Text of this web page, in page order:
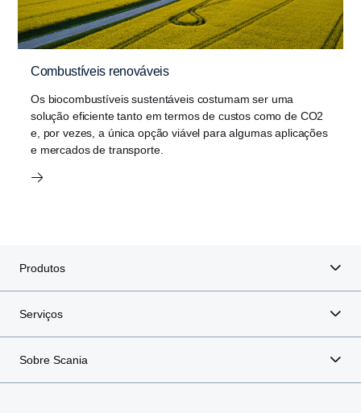
Combustíveis renováveis
Os biocombustíveis sustentáveis costumam ser uma
solução eficiente tanto em termos de custos como de CO2
e, por vezes, a única opção viável para algumas aplicações
e mercados de transporte.
Produtos
Serviços
Sobre Scania